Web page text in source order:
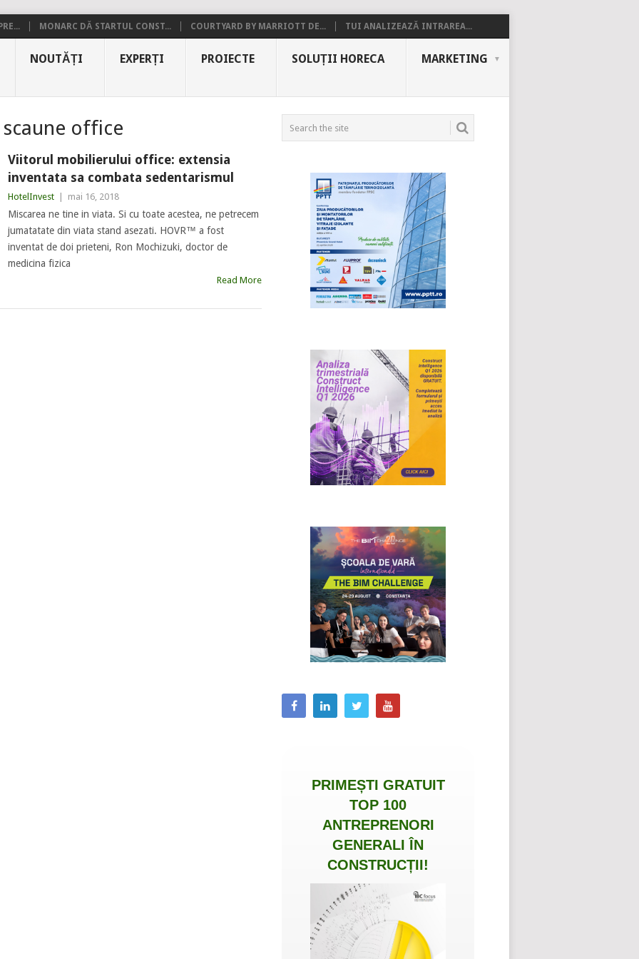
MONARC DĂ STARTUL CONST... COURTYARD BY MARRIOTT DE... TUI ANALIZEAZĂ INTRAREA...
NOUTĂȚI EXPERȚI PROIECTE SOLUȚII HORECA MARKETING
office
Viitorul mobilierului office: extensia
inventata sa combata sedentarismul
HotelInvest mai 16, 2018
Miscarea ne tine in viata. Si cu toate acestea, ne petrecem
jumatatate din viata stand asezati. HOVR™ a fost
inventat de doi prieteni, Ron Mochizuki, doctor de
medicina fizica
Read More
PRIMEȘTI GRATUIT
TOP 100
ANTREPRENORI
GENERALI ÎN
CONSTRUCȚII!